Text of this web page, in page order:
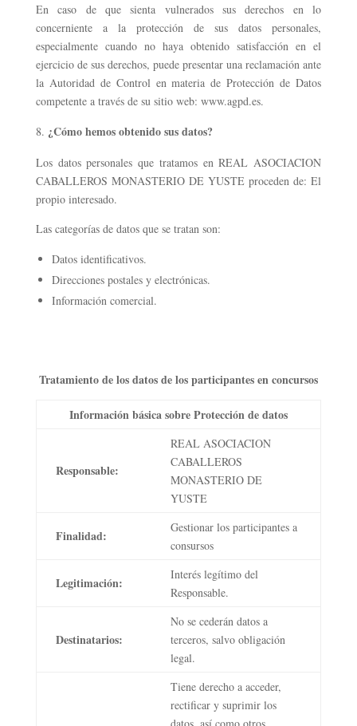
En caso de que sienta vulnerados sus derechos en lo
concerniente a la protección de sus datos personales,
especialmente cuando no haya obtenido satisfacción en el
ejercicio de sus derechos, puede presentar una reclamación ante
la Autoridad de Control en materia de Protección de Datos
competente a través de su sitio web: www.agpd.es.
¿Cómo hemos obtenido sus datos?
Los datos personales que tratamos en REAL ASOCIACION
CABALLEROS MONASTERIO DE YUSTE proceden de: El
propio interesado.
Las categorías de datos que se tratan son:
Datos identificativos.
Direcciones postales y electrónicas.
Información comercial.
Tratamiento de los datos de los participantes en concursos
Información básica sobre Protección de datos
Responsable:
REAL ASOCIACION
CABALLEROS
MONASTERIO DE
YUSTE
Finalidad:
Gestionar los participantes a
consursos
Legitimación:
Interés legítimo del
Responsable.
Destinatarios:
No se cederán datos a
terceros, salvo obligación
legal.
Tiene derecho a acceder,
rectificar y suprimir los
datos, así como otros